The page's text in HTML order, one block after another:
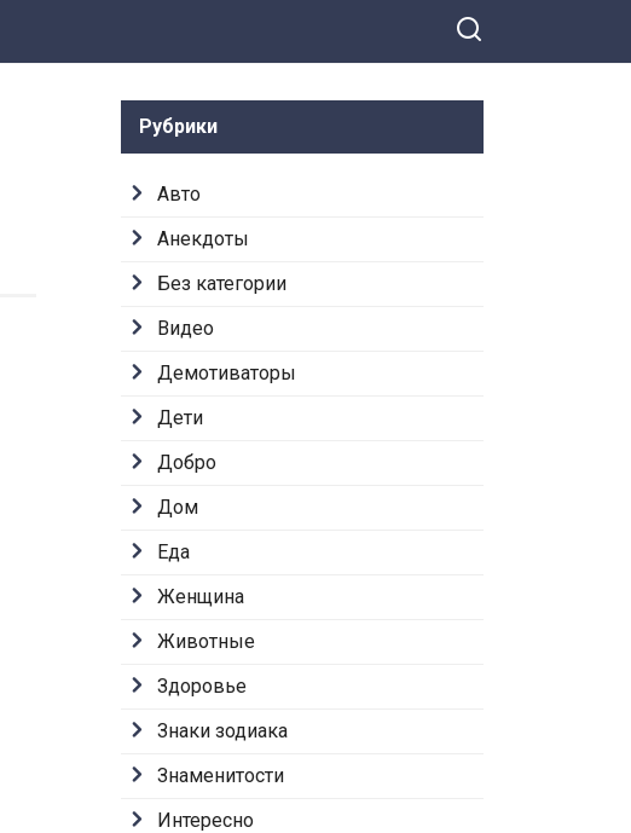
Рубрики
Авто
Анекдоты
Без категории
Видео
Демотиваторы
Дети
Добро
Дом
Еда
Женщина
Животные
Здоровье
Знаки зодиака
Знаменитости
Интересно